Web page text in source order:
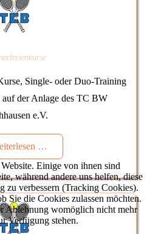
Single- oder Duo-Training
auf der Anlage des TC BW
e.V.
…
Einige von ihnen sind
während andere uns helfen, diese
zu verbessern (Tracking Cookies).
Sie die Cookies zulassen möchten.
Ablehnung womöglich nicht mehr
Verfügung stehen.